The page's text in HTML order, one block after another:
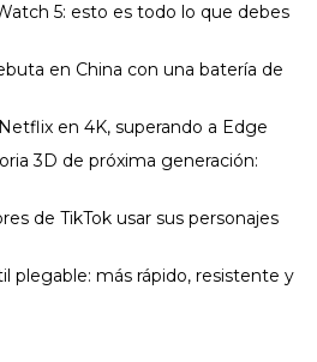
5: esto es todo lo que debes
en China con una batería de
en 4K, superando a Edge
3D de próxima generación:
de TikTok usar sus personajes
plegable: más rápido, resistente y